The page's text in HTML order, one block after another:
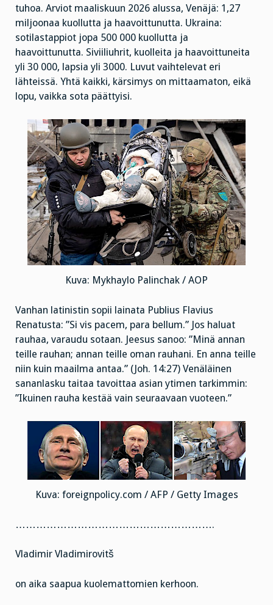
tuhoa. Arviot maaliskuun 2026 alussa, Venäjä: 1,27
miljoonaa kuollutta ja haavoittunutta. Ukraina:
sotilastappiot jopa 500 000 kuollutta ja
haavoittunutta. Siviiliuhrit, kuolleita ja haavoittuneita
yli 30 000, lapsia yli 3000. Luvut vaihtelevat eri
lähteissä. Yhtä kaikki, kärsimys on mittaamaton, eikä
lopu, vaikka sota päättyisi.
Kuva: Mykhaylo Palinchak / AOP
Vanhan latinistin sopii lainata Publius Flavius
Renatusta: ”Si vis pacem, para bellum.” Jos haluat
rauhaa, varaudu sotaan. Jeesus sanoo: ”Minä annan
teille rauhan; annan teille oman rauhani. En anna teille
niin kuin maailma antaa.” (Joh. 14:27) Venäläinen
sananlasku taitaa tavoittaa asian ytimen tarkimmin:
”Ikuinen rauha kestää vain seuraavaan vuoteen.”
Kuva: foreignpolicy.com / AFP / Getty Images
………………………………………………….
Vladimir Vladimirovitš
on aika saapua kuolemattomien kerhoon.